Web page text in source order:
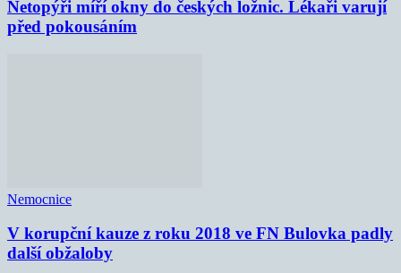
Netopýři míří okny do českých ložnic. Lékaři varují
před pokousáním
Nemocnice
V korupční kauze z roku 2018 ve FN Bulovka padly
další obžaloby